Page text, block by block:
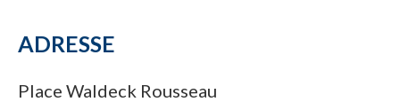
ADRESSE
Place Waldeck Rousseau